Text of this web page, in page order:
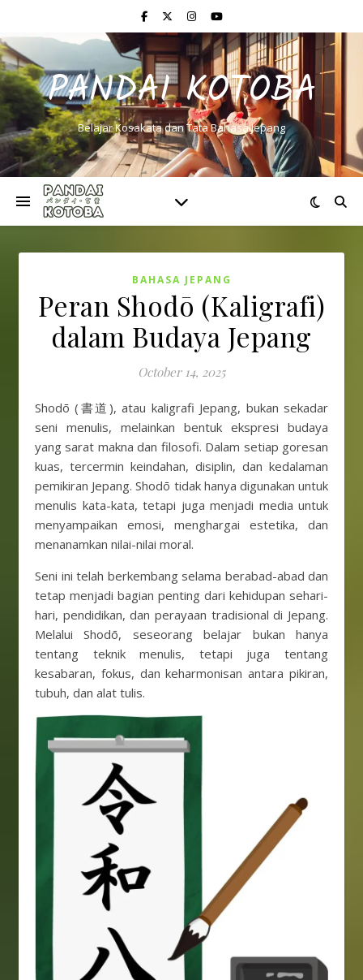
PANDAI KOTOBA
Belajar Kosakata dan Tata Bahasa Jepang
BAHASA JEPANG
Peran Shodō (Kaligrafi)
dalam Budaya Jepang
October 14, 2025
Shodō (書道), atau kaligrafi Jepang, bukan sekadar
seni menulis, melainkan bentuk ekspresi budaya
yang sarat makna dan filosofi. Dalam setiap goresan
kuas, tercermin keindahan, disiplin, dan kedalaman
pemikiran Jepang. Shodō tidak hanya digunakan untuk
menulis kata-kata, tetapi juga menjadi media untuk
menyampaikan emosi, menghargai estetika, dan
menanamkan nilai-nilai moral.
Seni ini telah berkembang selama berabad-abad dan
tetap menjadi bagian penting dari kehidupan sehari-
hari, pendidikan, dan perayaan tradisional di Jepang.
Melalui Shodō, seseorang belajar bukan hanya
tentang teknik menulis, tetapi juga tentang
kesabaran, fokus, dan keharmonisan antara pikiran,
tubuh, dan alat tulis.